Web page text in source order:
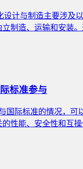
设计与制造主要涉及
立制造、运输和安装
标准参与
国际标准的情况，
的性能、安全性和互